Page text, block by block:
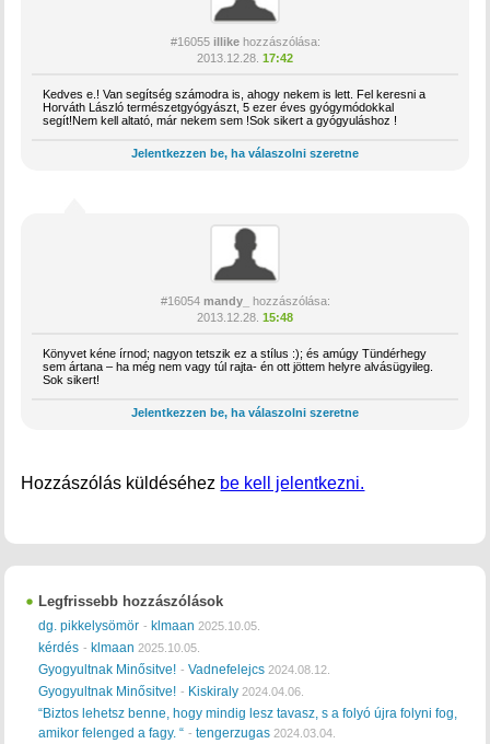
#16055 illikehozzászólása:
2013.12.28. 17:42
Kedves e.! Van segítség számodra is, ahogy nekem is lett. Fel keresni a
Horváth László természetgyógyászt, 5 ezer éves gyógymódokkal
segít!Nem kell altató, már nekem sem !Sok sikert a gyógyuláshoz !
Jelentkezzen be, ha válaszolni szeretne
#16054 mandy_
hozzászólása:
2013.12.28. 15:48
Könyvet kéne írnod; nagyon tetszik ez a stílus :); és amúgy Tündérhegy
sem ártana – ha még nem vagy túl rajta- én ott jöttem helyre alvásügyileg.
Sok sikert!
Jelentkezzen be, ha válaszolni szeretne
Hozzászólás küldéséhez be kell jelentkezni.
Legfrissebb hozzászólások
dg. pikkelysömör - klmaan 2025.10.05.
kérdés - klmaan 2025.10.05.
Gyogyultnak Minősitve! -Vadnefelejcs 2024.08.12.
Gyogyultnak Minősitve! - Kiskiraly 2024.04.06.
“Biztos lehetsz benne, hogy mindig lesz tavasz, s a folyó újra folyni fog,
amikor felenged a fagy. “ -tengerzugas 2024.03.04.